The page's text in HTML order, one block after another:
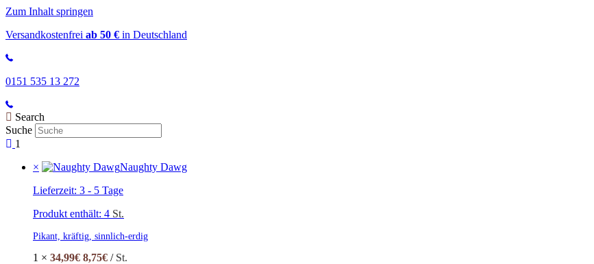
Zum Inhalt springen
Versandkostenfrei ab 50 € in Deutschland
0151 535 13 272
Search
Suche
1
×
Naughty Dawg
Lieferzeit: 3 - 5 Tage
Produkt enthält: 4 St.
Pikant, kräftig, sinnlich-erdig
1 × 34,99€ 8,75€ / St.